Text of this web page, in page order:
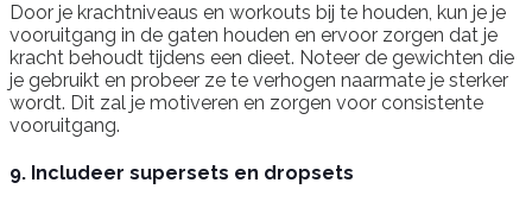
Door je krachtniveaus en workouts bij te houden, kun je je
vooruitgang in de gaten houden en ervoor zorgen dat je
kracht behoudt tijdens een dieet. Noteer de gewichten die
je gebruikt en probeer ze te verhogen naarmate je sterker
wordt. Dit zal je motiveren en zorgen voor consistente
vooruitgang.
9. Includeer supersets en dropsets